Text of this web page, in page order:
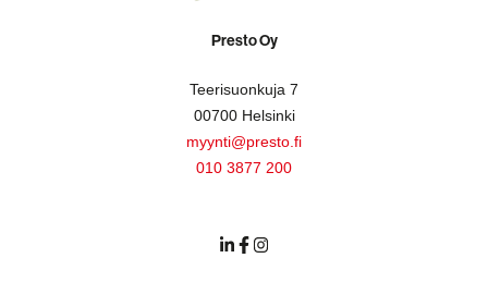
Presto Oy
Teerisuonkuja 7
00700 Helsinki
myynti@presto.fi
010 3877 200